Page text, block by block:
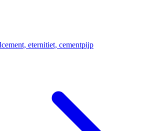
eternitiet, cementpijp